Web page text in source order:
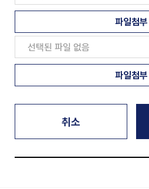
파일첨부
선택된 파일 없음
파일첨부
취소